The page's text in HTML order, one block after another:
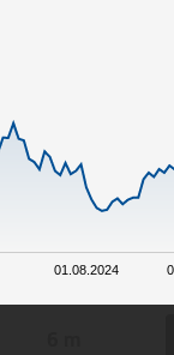
01.08.2024